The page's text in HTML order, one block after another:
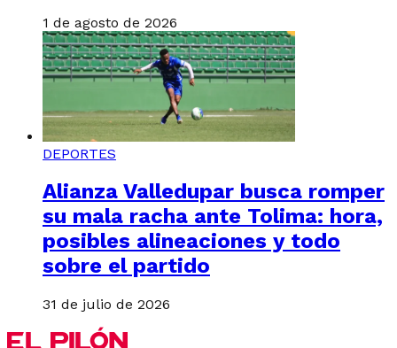
1 de agosto de 2026
DEPORTES
Alianza Valledupar busca romper
su mala racha ante Tolima: hora,
posibles alineaciones y todo
sobre el partido
31 de julio de 2026